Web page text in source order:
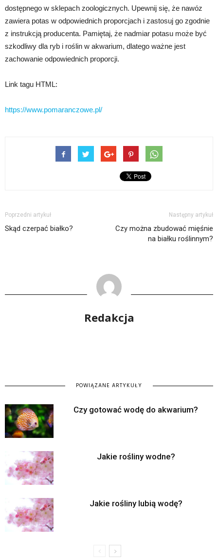
dostępnego w sklepach zoologicznych. Upewnij się, że nawóz
zawiera potas w odpowiednich proporcjach i zastosuj go zgodnie
z instrukcją producenta. Pamiętaj, że nadmiar potasu może być
szkodliwy dla ryb i roślin w akwarium, dlatego ważne jest
zachowanie odpowiednich proporcji.
Link tagu HTML:
https://www.pomaranczowe.pl/
Poprzedni artykuł
Skąd czerpać białko?
Następny artykuł
Czy można zbudować mięśnie
na białku roślinnym?
Redakcja
POWIĄZANE ARTYKUŁY
Czy gotować wodę do akwarium?
Jakie rośliny wodne?
Jakie rośliny lubią wodę?